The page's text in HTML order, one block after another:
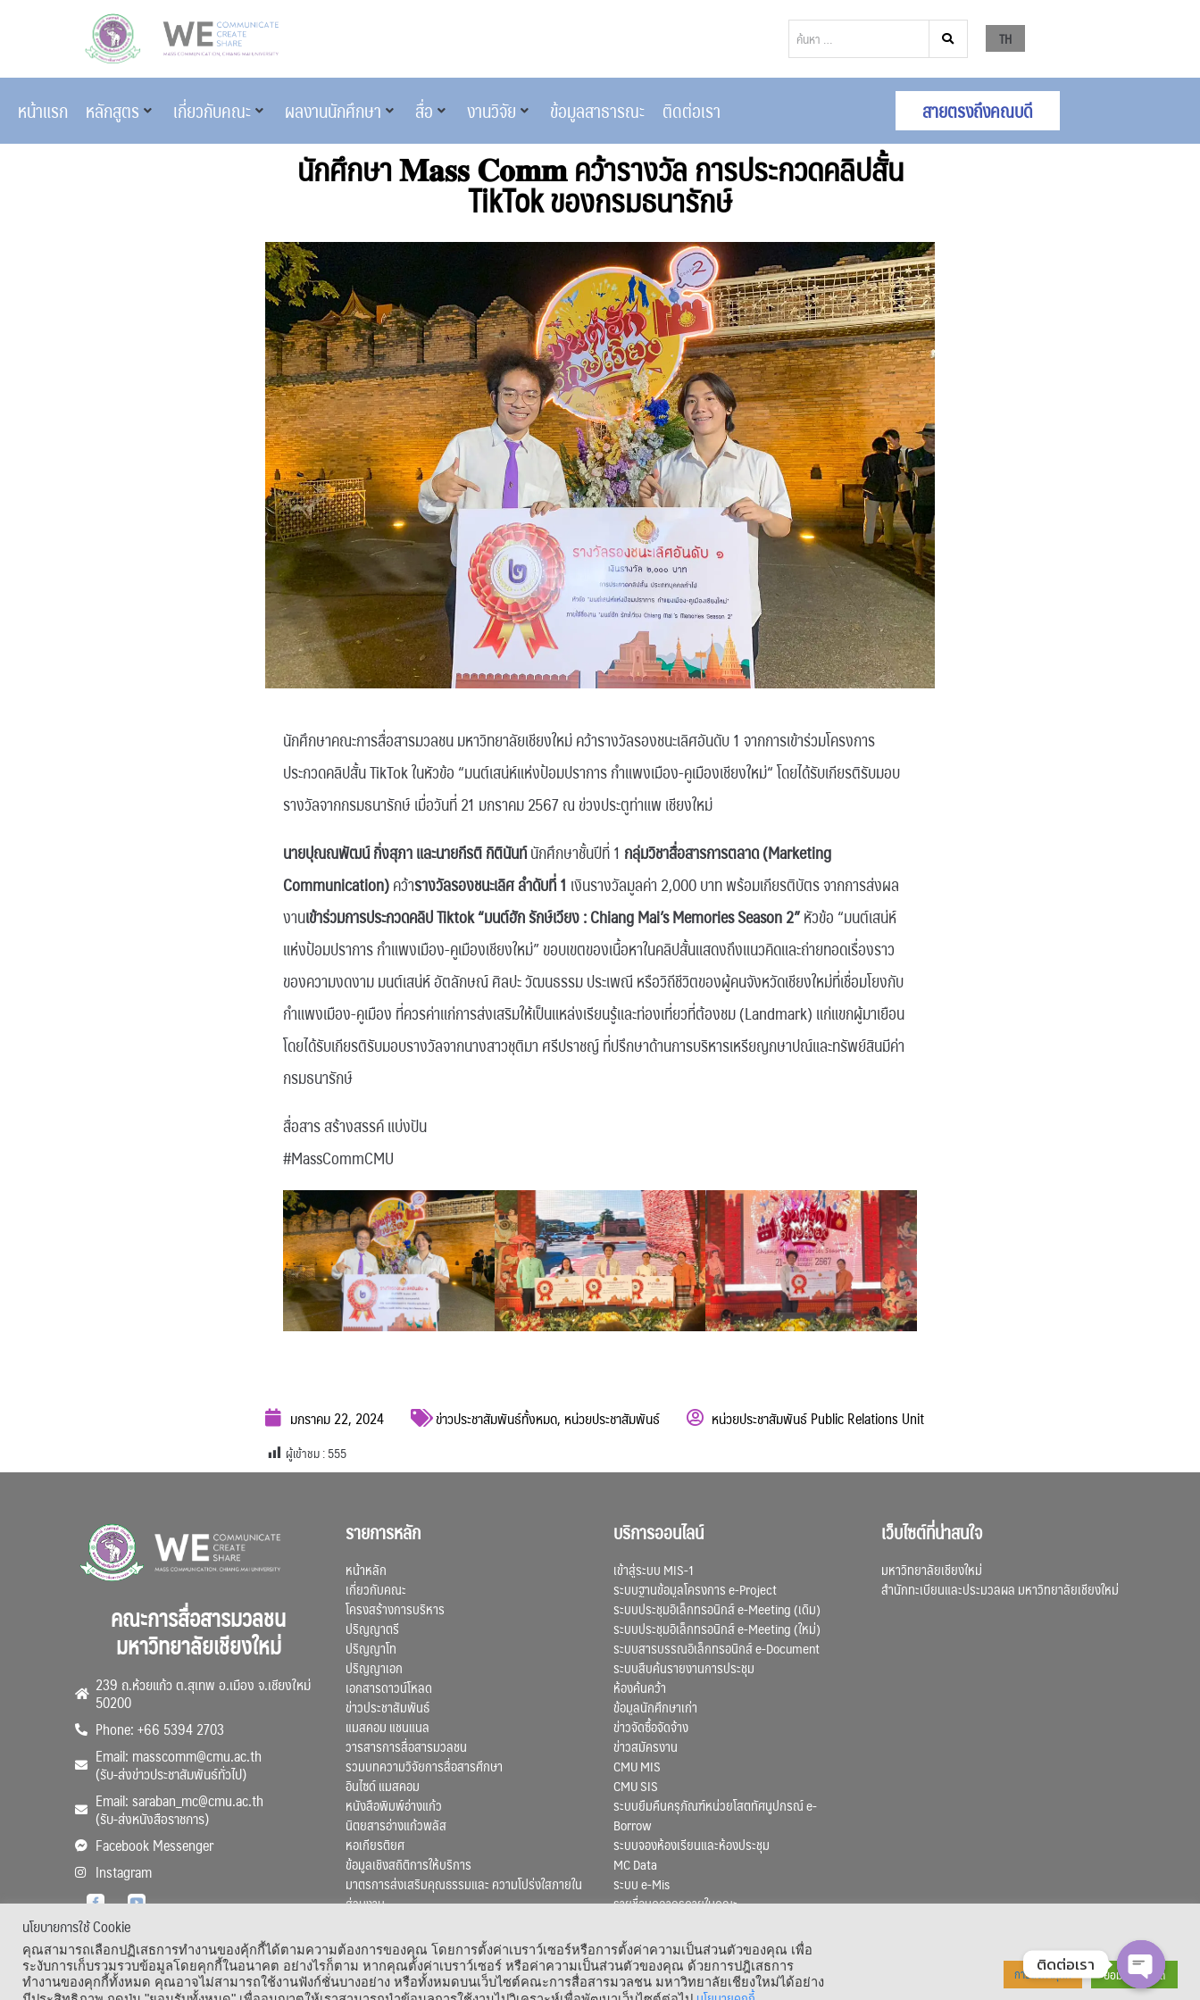
TH
หน้าแรก หลักสูตร เกี่ยวกับคณะ ผลงานนักศึกษา สื่อ งานวิจัย ข้อมูลสาธารณะ ติดต่อเรา สายตรงถึงคณบดี
นักศึกษา 𝐌𝐚𝐬𝐬 𝐂𝐨𝐦𝐦 คว้ารางวัล การประกวดคลิปสั้น
TikTok ของกรมธนารักษ์
นักศึกษาคณะการสื่อสารมวลชน มหาวิทยาลัยเชียงใหม่ คว้ารางวัลรองชนะเลิศอันดับ 1 จากการเข้าร่วมโครงการ
ประกวดคลิปสั้น TikTok ในหัวข้อ “มนต์เสน่ห์แห่งป้อมปราการ กำแพงเมือง-คูเมืองเชียงใหม่“ โดยได้รับเกียรติรับมอบ
รางวัลจากกรมธนารักษ์ เมื่อวันที่ 21 มกราคม 2567 ณ ข่วงประตูท่าแพ เชียงใหม่
นายปุณณพัฒน์ กิ่งสุภา และนายกีรติ กิตินันท์นักศึกษาชั้นปีที่ 1 กลุ่มวิชาสื่อสารการตลาด (Marketing
Communication)คว้ารางวัลรองชนะเลิศ ลำดับที่ 1 เงินรางวัลมูลค่า 2,000 บาท พร้อมเกียรติบัตร จากการส่งผล
งานเข้าร่วมการประกวดคลิป Tiktok “มนต์ฮัก รักษ์เวียง : Chiang Mai’s Memories Season 2”หัวข้อ “มนต์เสน่ห์
แห่งป้อมปราการ กำแพงเมือง-คูเมืองเชียงใหม่” ขอบเขตของเนื้อหาในคลิปสั้นแสดงถึงแนวคิดและถ่ายทอดเรื่องราว
ของความงดงาม มนต์เสน่ห์ อัตลักษณ์ ศิลปะ วัฒนธรรม ประเพณี หรือวิถีชีวิตของผู้คนจังหวัดเชียงใหม่ที่เชื่อมโยงกับ
กำแพงเมือง-คูเมือง ที่ควรค่าแก่การส่งเสริมให้เป็นแหล่งเรียนรู้และท่องเที่ยวที่ต้องชม (Landmark) แก่แขกผู้มาเยือน
โดยได้รับเกียรติรับมอบรางวัลจากนางสาวชุติมา ศรีปราชญ์ ที่ปรึกษาด้านการบริหารเหรียญกษาปณ์และทรัพย์สินมีค่า
กรมธนารักษ์
สื่อสาร สร้างสรรค์ แบ่งปัน
#MassCommCMU
มกราคม 22, 2024 ข่าวประชาสัมพันธ์ทั้งหมด, หน่วยประชาสัมพันธ์ หน่วยประชาสัมพันธ์ Public Relations Unit
ผู้เข้าชม :555
คณะการสื่อสารมวลชน
มหาวิทยาลัยเชียงใหม่
239 ถ.ห้วยแก้ว ต.สุเทพ อ.เมือง จ.เชียงใหม่
50200
Phone: +66 5394 2703
Email: masscomm@cmu.ac.th
(รับ-ส่งข่าวประชาสัมพันธ์ทั่วไป)
Email: saraban_mc@cmu.ac.th
(รับ-ส่งหนังสือราชการ)
Facebook Messenger
Instagram
รายการหลัก
หน้าหลัก
เกี่ยวกับคณะ
โครงสร้างการบริหาร
ปริญญาตรี
ปริญญาโท
ปริญญาเอก
เอกสารดาวน์โหลด
ข่าวประชาสัมพันธ์
แมสคอม แชนแนล
วารสารการสื่อสารมวลชน
รวมบทความวิจัยการสื่อสารศึกษา
อินไซด์ แมสคอม
หนังสือพิมพ์อ่างแก้ว
นิตยสารอ่างแก้วพลัส
หอเกียรติยศ
ข้อมูลเชิงสถิติการให้บริการ
มาตรการส่งเสริมคุณธรรมและ ความโปร่งใสภายใน
ส่วนงาน
บริการออนไลน์
เข้าสู่ระบบ MIS-1
ระบบฐานข้อมูลโครงการ e-Project
ระบบประชุมอิเล็กทรอนิกส์ e-Meeting (เดิม)
ระบบประชุมอิเล็กทรอนิกส์ e-Meeting (ใหม่)
ระบบสารบรรณอิเล็กทรอนิกส์ e-Document
ระบบสืบค้นรายงานการประชุม
ห้องค้นคว้า
ข้อมูลนักศึกษาเก่า
ข่าวจัดซื้อจัดจ้าง
ข่าวสมัครงาน
CMU MIS
CMU SIS
ระบบยืมคืนครุภัณฑ์หน่วยโสตทัศนูปกรณ์ e-
Borrow
ระบบจองห้องเรียนและห้องประชุม
MC Data
ระบบ e-Mis
รายชื่อบุคลากรภายในคณะ
เว็บไซต์ที่น่าสนใจ
มหาวิทยาลัยเชียงใหม่
สำนักทะเบียนและประมวลผล มหาวิทยาลัยเชียงใหม่
นโยบายการใช้ Cookie
คุณสามารถเลือกปฏิเสธการทำงานของคุ้กกี้ได้ตามความต้องการของคุณ โดยการตั้งค่าเบราว์เซอร์หรือการตั้งค่าความเป็นส่วนตัวของคุณ เพื่อ
ระงับการเก็บรวมรวบข้อมูลโดยคุกกี้ในอนาคต อย่างไรก็ตาม หากคุณตั้งค่าเบราว์เซอร์ หรือค่าความเป็นส่วนตัวของคุณ ด้วยการปฎิเสธการ
ทำงานของคุกกี้ทั้งหมด คุณอาจไม่สามารถใช้งานฟังก์ชั่นบางอย่าง หรือทั้งหมดบนเว็บไซต์คณะการสื่อสารมวลชน มหาวิทยาลัยเชียงใหม่ได้อย่าง
การตั้งค่าคุกกี้ ยอมรับทั้งหมด
ติดต่อเรา
OPEN